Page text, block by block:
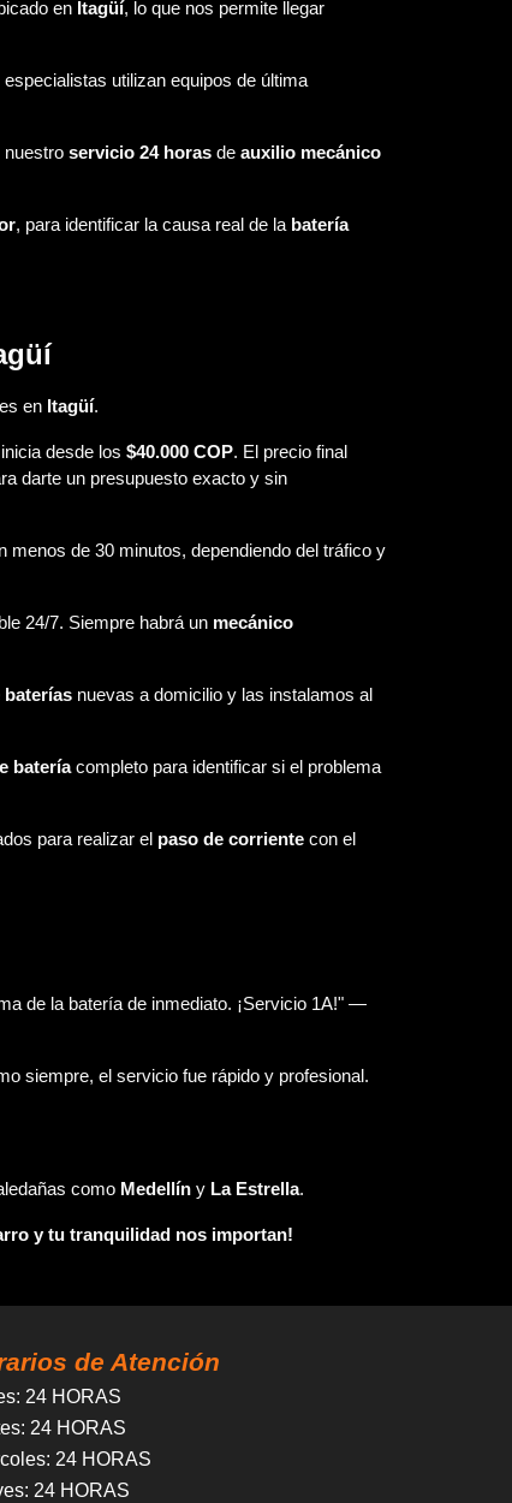
en Itagüí, lo que nos permite llegar
utilizan equipos de última
nuestro servicio 24 horasde auxilio mecánico
, para identificar la causa real de la batería
en Itagüí.
desde los $40.000 COP. El precio final
darte un presupuesto exacto y sin
de 30 minutos, dependiendo del tráfico y
24/7. Siempre habrá un mecánico
bateríasnuevas a domicilio y las instalamos al
bateríacompleto para identificar si el problema
para realizar el paso de corrientecon el
de la batería de inmediato. ¡Servicio 1A!" —
siempre, el servicio fue rápido y profesional.
como Medellíny La Estrella.
y tu tranquilidad nos importan!
de Atención
: 24 HORAS
: 24 HORAS
: 24 HORAS
: 24 HORAS